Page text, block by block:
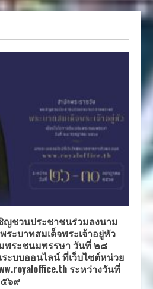
ญชวนประชาชนร่วมลงนาม
ะบาทสมเด็จพระเจ้าอยู่หัว
พระชนมพรรษา วันที่ ๒๘
ะบบออนไลน์ ที่เว็บไซต์หน่วย
ระหว่างวันที่
๖๙